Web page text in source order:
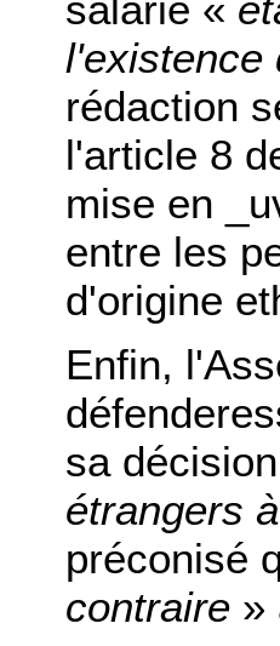
l'existence
rédaction
l'article 8
mise en
entre les
d'origine
Enfin,
sa
étrangers
préconisé
contraire »